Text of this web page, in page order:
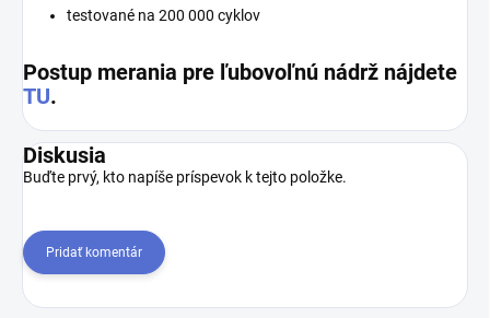
testované na 200 000 cyklov
Postup merania pre ľubovoľnú nádrž nájdete
TU.
Diskusia
Buďte prvý, kto napíše príspevok k tejto položke.
Pridať komentár